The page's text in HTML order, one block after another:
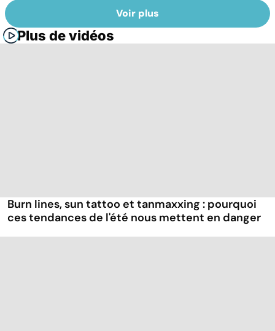
Voir plus
Plus de vidéos
Burn lines, sun tattoo et tanmaxxing : pourquoi
ces tendances de l'été nous mettent en danger